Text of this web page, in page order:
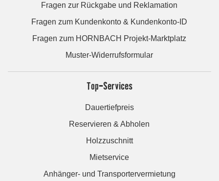
Fragen zur Rückgabe und Reklamation
Fragen zum Kundenkonto & Kundenkonto-ID
Fragen zum HORNBACH Projekt-Marktplatz
Muster-Widerrufsformular
Top-Services
Dauertiefpreis
Reservieren & Abholen
Holzzuschnitt
Mietservice
Anhänger- und Transportervermietung